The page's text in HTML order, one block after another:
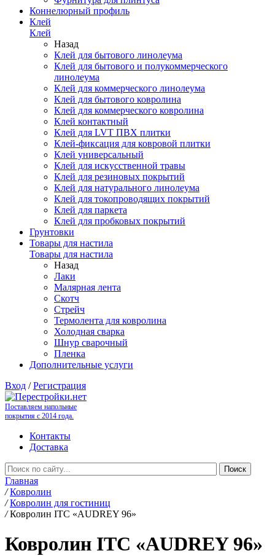
Коннелюрный профиль
Клей
Клей
Назад
Клей для бытового линолеума
Клей для бытового и полукоммерческого
линолеума
Клей для коммерческого линолеума
Клей для бытового ковролина
Клей для коммерческого ковролина
Клей контактный
Клей для LVT ПВХ плитки
Клей-фиксация для ковровой плитки
Клей универсальный
Клей для искусственной травы
Клей для резиновых покрытий
Клей для натурального линолеума
Клей для токопроводящих покрытий
Клей для паркета
Клей для пробковых покрытий
Грунтовки
Товары для настила
Товары для настила
Назад
Лаки
Малярная лента
Скотч
Стрейч
Термолента для ковролина
Холодная сварка
Шнур сварочный
Пленка
Дополнительные услуги
Вход /Регистрация
Поставляем напольные
покрытия с 2014 года.
Контакты
Доставка
Главная
/ Ковролин
/ Ковролин для гостиниц
/ Ковролин ITC «AUDREY 96»
Ковролин ITC «AUDREY 96»